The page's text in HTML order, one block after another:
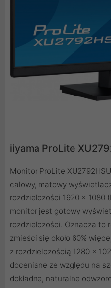
iiyama ProLite
Monitor ProLite
calowy, matowy
rozdzielczości 1920 x 1080
monitor jest gotowy
rozdzielczości. Oznacza to
zmieści się około 60%
z rozdzielczością 1280 x
doceniane ze względu na
dokładne, naturalne